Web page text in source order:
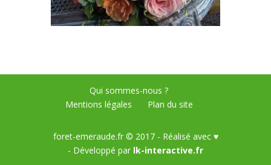
Qui sommes-nous ?
Mentions légales
Plan du site
foret-emeraude.fr © 2017 - Réalisé avec ♥
- Développé par lk-interactive.fr